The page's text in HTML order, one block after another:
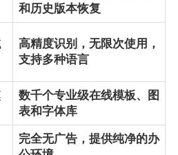
和历史版本恢复
高精度识别，无限次使用，
支持多种语言
数千个专业级在线模板、图
表和字体库
完全无广告，提供纯净的办